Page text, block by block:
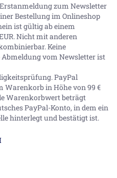
zum Newsletter
Bestellung im Onlineshop
ist gültig ab einem
Nicht mit anderen
Keine
vom Newsletter ist
PayPal
Warenkorb in Höhe von99 €
Warenkorbwert beträgt
PayPal-Konto, in dem ein
hinterlegt und bestätigt ist.